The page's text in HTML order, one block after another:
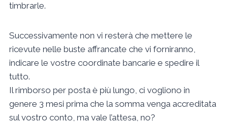
timbrarle.
Successivamente non vi resterà che mettere le
ricevute nelle buste affrancate che vi forniranno,
indicare le vostre coordinate bancarie e spedire il
tutto.
Il rimborso per posta è più lungo, ci vogliono in
genere 3 mesi prima che la somma venga accreditata
sul vostro conto, ma vale l’attesa, no?